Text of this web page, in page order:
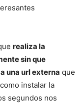
realiza la
sin que
una url externa que
instalar la
segundos nos